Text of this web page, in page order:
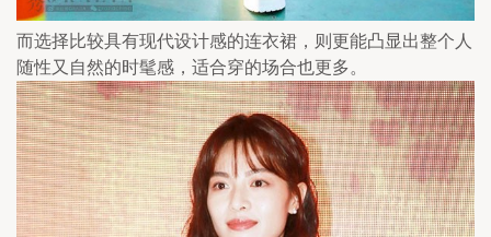
而选择比较具有现代设计感的连衣裙，则更能凸显出整个人
随性又自然的时髦感，适合穿的场合也更多。